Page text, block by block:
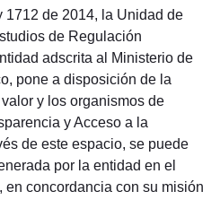
1712 de 2014, la Unidad de
de Regulación
adscrita al Ministerio de
pone a disposición de la
y los organismos de
y Acceso a la
de este espacio, se puede
por la entidad en el
concordancia con su misión